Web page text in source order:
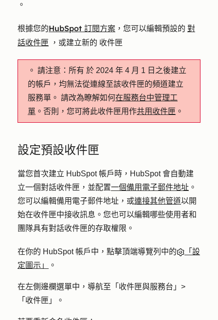
。
根據您的HubSpot 訂閱方案 ，您可以編輯預設的 對
話收件匣 ，或建立新的 收件匣
。 請注意：所有 於 2024 年 4 月 1 日之後建立
的帳戶，均無法從連線至該收件匣的頻道建立
服務單。 請改為瞭解如何在服務台中管理工
單 。否則，您可將此收件匣用作共用收件匣 。
設定預設收件匣
當您首次建立 HubSpot 帳戶時，HubSpot 會自動建
立一個對話收件匣，並配置一個備用電子郵件地址 。
您可以編輯備用電子郵件地址，或連接其他管道以開
始在收件匣中接收訊息。您也可以編輯哪些使用者和
團隊具有對話收件匣的存取權限。
在你的 HubSpot 帳戶中，點擊頂端導覽列中的
「設
定圖示」
。
在左側邊欄選單中，導航至「 收件匣與服務台」>
「 收件匣 」。